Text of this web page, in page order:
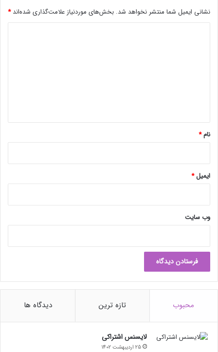
ق
ا
نشانی ایمیل شما منتشر نخواهد شد. بخش‌های موردنیاز علامت‌گذاری شده‌اند*
نام*
ایمیل*
وب‌ سایت
محبوب تازه ترین دیدگاه ها
لایسنس اشتراکی
25 اردیبهشت 1402